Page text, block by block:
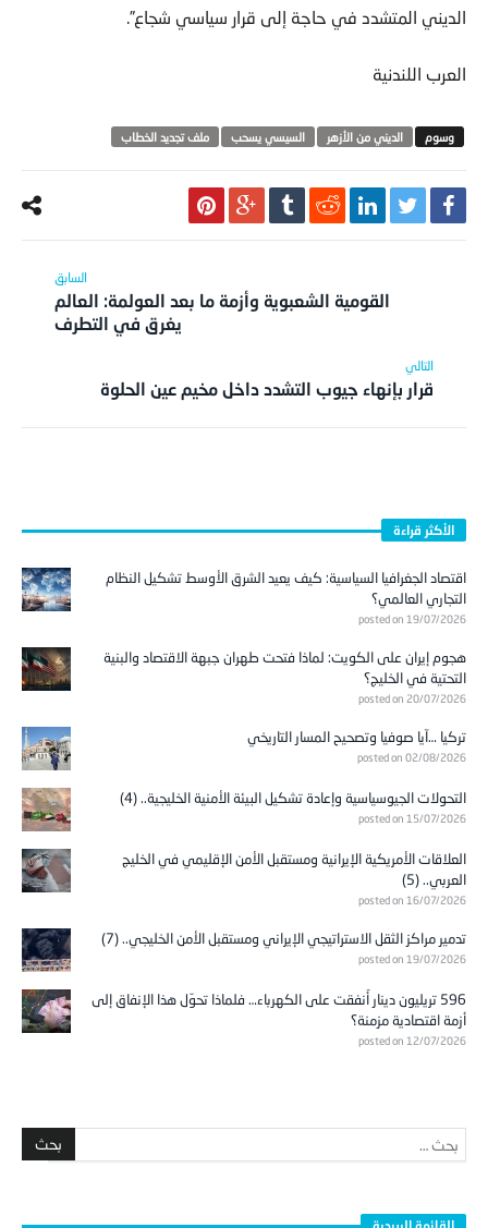
الديني المتشدد في حاجة إلى قرار سياسي شجاع”.
العرب اللندنية
الديني من الأزهر السيسي يسحب ملف تجديد الخطاب
القومية الشعبوية وأزمة ما بعد العولمة: العالم
يغرق في التطرف
قرار بإنهاء جيوب التشدد داخل مخيم عين الحلوة
الأكثر قراءة
اقتصاد الجغرافيا السياسية: كيف يعيد الشرق الأوسط تشكيل النظام
التجاري العالمي؟
posted on 19/07/2026
هجوم إيران على الكويت: لماذا فتحت طهران جبهة الاقتصاد والبنية
التحتية في الخليج؟
posted on 20/07/2026
تركيا …آيا صوفيا وتصحيح المسار التاريخي
posted on 02/08/2026
التحولات الجيوسياسية وإعادة تشكيل البيئة الأمنية الخليجية.. (4)
posted on 15/07/2026
العلاقات الأمريكية الإيرانية ومستقبل الأمن الإقليمي في الخليج
العربي.. (5)
posted on 16/07/2026
تدمير مراكز الثقل الاستراتيجي الإيراني ومستقبل الأمن الخليجي.. (7)
posted on 19/07/2026
596 تريليون دينار أُنفقت على الكهرباء… فلماذا تحوّل هذا الإنفاق إلى
أزمة اقتصادية مزمنة؟
posted on 12/07/2026